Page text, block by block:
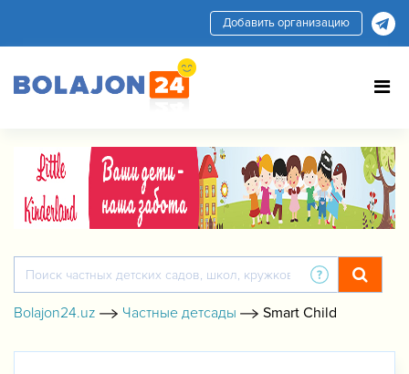
Добавить организацию
Bolajon24.uz Частные детсады Smart Child